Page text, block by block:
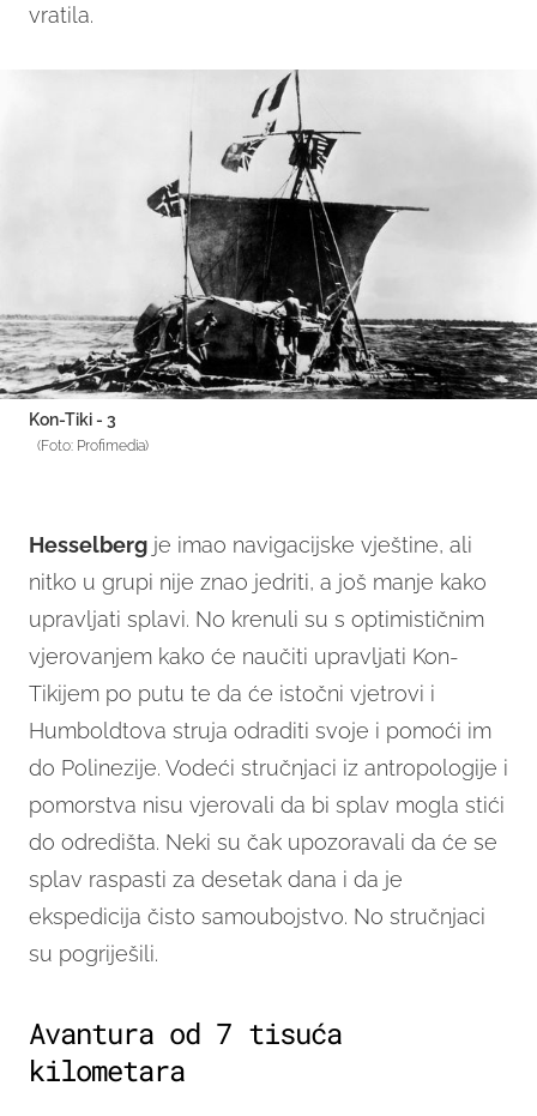
vratila.
Kon-Tiki - 3
(Foto: Profimedia)
Hesselberg je imao navigacijske vještine, ali
nitko u grupi nije znao jedriti, a još manje kako
upravljati splavi. No krenuli su s optimističnim
vjerovanjem kako će naučiti upravljati Kon-
Tikijem po putu te da će istočni vjetrovi i
Humboldtova struja odraditi svoje i pomoći im
do Polinezije. Vodeći stručnjaci iz antropologije i
pomorstva nisu vjerovali da bi splav mogla stići
do odredišta. Neki su čak upozoravali da će se
splav raspasti za desetak dana i da je
ekspedicija čisto samoubojstvo. No stručnjaci
su pogriješili.
Avantura od 7 tisuća
kilometara